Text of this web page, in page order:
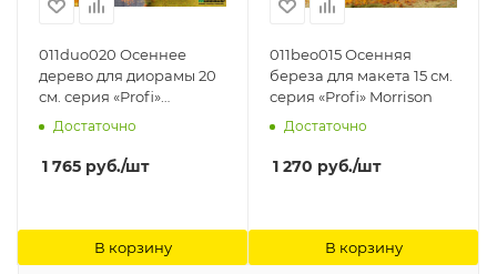
011duo020 Осеннее
дерево для диорамы 20
см. серия «Profi»
Morrison
Достаточно
1 765 руб./шт
В корзину
011beo015 Осенняя
береза для макета 15 см.
серия «Profi» Morrison
Достаточно
1 270 руб./шт
В корзину